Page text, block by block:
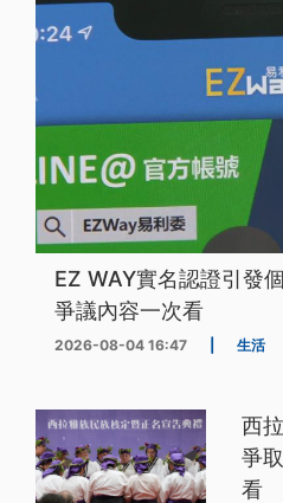
EZ WAY實名認證引發
爭議內容一次看
2026-08-04 16:47 生活
西
爭
看